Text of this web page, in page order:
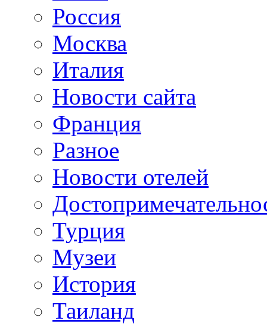
Россия
Москва
Италия
Новости сайта
Франция
Разное
Новости отелей
Турция
Музеи
История
Таиланд